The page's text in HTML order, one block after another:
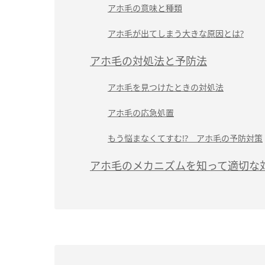
アホ毛の意味と種類
アホ毛が出てしまう大きな原因とは?
アホ毛の対処法と予防法
アホ毛を見つけたときの対処法
アホ毛の応急処置
もう悩まなくてすむ!? アホ毛の予防対策
アホ毛のメカニズムを知って適切な